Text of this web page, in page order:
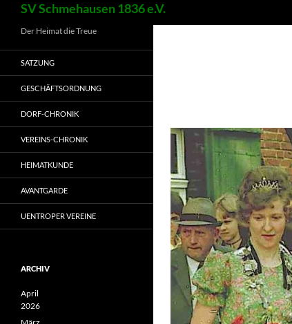
SV Schmehausen 1836 e.V.
Der Heimat die Treue
SATZUNG
GESCHÄFTSORDNUNG
DORF-CHRONIK
VEREINS-CHRONIK
HEIMATKUNDE
AVANTGARDE
UENTROPER VEREINE
ARCHIV
April
2026